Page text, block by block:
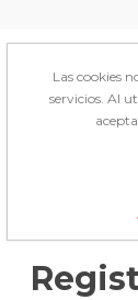
Las cookies
servicios. Al